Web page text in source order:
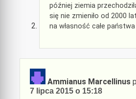
później ziemia
się nie zmieniło od 2000
na własność całe państwa
Ammianus Marcellinus
7 lipca 2015 o 15:18